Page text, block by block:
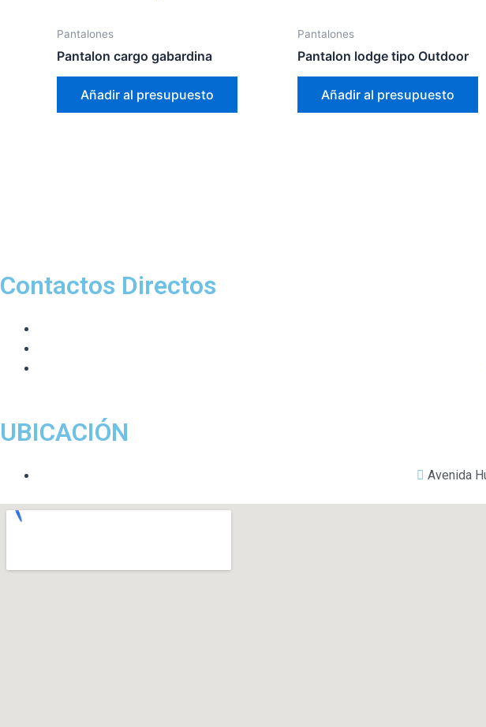
Pantalones
Pantalon cargo gabardina
Añadir al presupuesto
Pantalones
Pantalon lodge tipo Outdoor
Añadir al presupuesto
Contactos Directos
UBICACIÓN
Avenida